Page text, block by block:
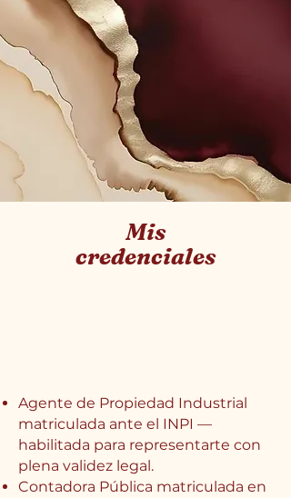
Mis
credenciales
Agente de Propiedad Industrial
matriculada ante el INPI —
habilitada para representarte con
plena validez legal.
Contadora Pública matriculada en